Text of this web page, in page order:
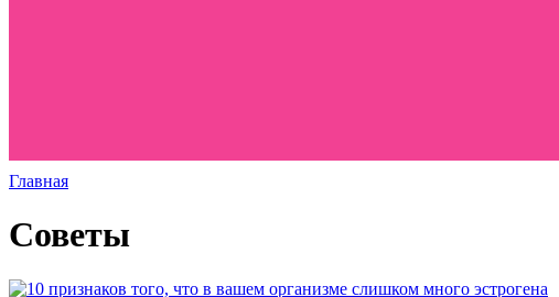
Главная
Советы